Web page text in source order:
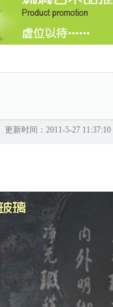
更新时间：2011-5-27 11:37:10